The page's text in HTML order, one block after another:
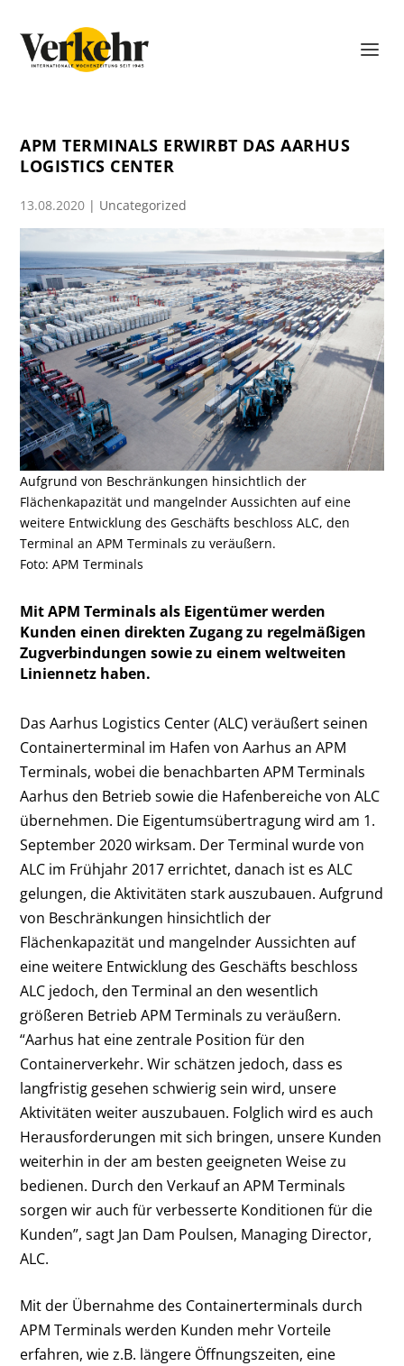
APM TERMINALS ERWIRBT DAS AARHUS
LOGISTICS CENTER
13.08.2020 | Uncategorized
Aufgrund von Beschränkungen hinsichtlich der
Flächenkapazität und mangelnder Aussichten auf eine
weitere Entwicklung des Geschäfts beschloss ALC, den
Terminal an APM Terminals zu veräußern.
Foto: APM Terminals
Mit APM Terminals als Eigentümer werden
Kunden einen direkten Zugang zu regelmäßigen
Zugverbindungen sowie zu einem weltweiten
Liniennetz haben.
Das Aarhus Logistics Center (ALC) veräußert seinen
Containerterminal im Hafen von Aarhus an APM
Terminals, wobei die benachbarten APM Terminals
Aarhus den Betrieb sowie die Hafenbereiche von ALC
übernehmen. Die Eigentumsübertragung wird am 1.
September 2020 wirksam. Der Terminal wurde von
ALC im Frühjahr 2017 errichtet, danach ist es ALC
gelungen, die Aktivitäten stark auszubauen. Aufgrund
von Beschränkungen hinsichtlich der
Flächenkapazität und mangelnder Aussichten auf
eine weitere Entwicklung des Geschäfts beschloss
ALC jedoch, den Terminal an den wesentlich
größeren Betrieb APM Terminals zu veräußern.
“Aarhus hat eine zentrale Position für den
Containerverkehr. Wir schätzen jedoch, dass es
langfristig gesehen schwierig sein wird, unsere
Aktivitäten weiter auszubauen. Folglich wird es auch
Herausforderungen mit sich bringen, unsere Kunden
weiterhin in der am besten geeigneten Weise zu
bedienen. Durch den Verkauf an APM Terminals
sorgen wir auch für verbesserte Konditionen für die
Kunden”, sagt Jan Dam Poulsen, Managing Director,
ALC.
Mit der Übernahme des Containerterminals durch
APM Terminals werden Kunden mehr Vorteile
erfahren, wie z.B. längere Öffnungszeiten, eine